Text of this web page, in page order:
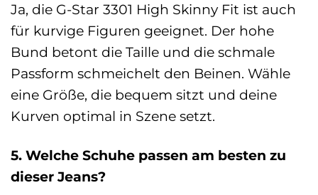
Ja, die G-Star 3301 High Skinny Fit ist auch
für kurvige Figuren geeignet. Der hohe
Bund betont die Taille und die schmale
Passform schmeichelt den Beinen. Wähle
eine Größe, die bequem sitzt und deine
Kurven optimal in Szene setzt.
5. Welche Schuhe passen am besten zu
dieser Jeans?